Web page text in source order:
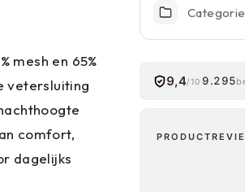
mesh en 65%
vetersluiting
comfort,
dagelijks
Categorie
9,4/10 9.295